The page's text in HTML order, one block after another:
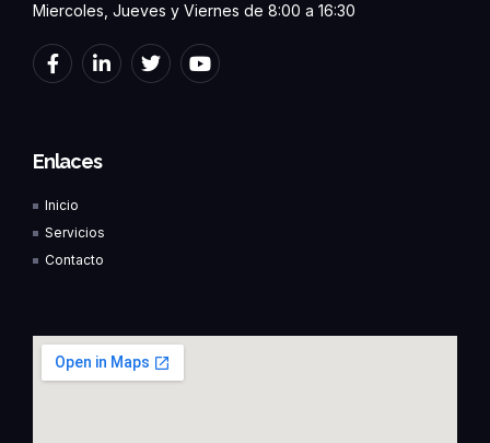
Miercoles, Jueves y Viernes de 8:00 a 16:30
F
a
o
o
-
f
L
i
i
i
T
w
Y
o
Enlaces
Inicio
Servicios
Contacto